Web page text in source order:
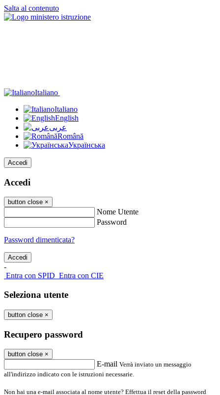
Salta al contenuto
Italiano
Italiano
English
عربى
Română
Українська
Accedi
Accedi
button close ×
Nome Utente
Password
Password dimenticata?
-
Entra con SPID Entra con CIE
Seleziona utente
button close ×
Recupero password
button close ×
E-mail Verrà inviato un messaggio
all'indirizzo indicato con le istruzioni necessarie.
Non hai una e-mail associata al nome utente? Effettua il reset della password